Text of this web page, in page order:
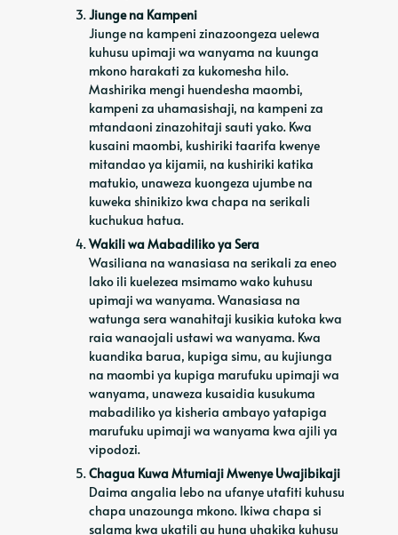
Jiunge na Kampeni
Jiunge na kampeni zinazoongeza uelewa
kuhusu upimaji wa wanyama na kuunga
mkono harakati za kukomesha hilo.
Mashirika mengi huendesha maombi,
kampeni za uhamasishaji, na kampeni za
mtandaoni zinazohitaji sauti yako. Kwa
kusaini maombi, kushiriki taarifa kwenye
mitandao ya kijamii, na kushiriki katika
matukio, unaweza kuongeza ujumbe na
kuweka shinikizo kwa chapa na serikali
kuchukua hatua.
Wakili wa Mabadiliko ya Sera
Wasiliana na wanasiasa na serikali za eneo
lako ili kuelezea msimamo wako kuhusu
upimaji wa wanyama. Wanasiasa na
watunga sera wanahitaji kusikia kutoka kwa
raia wanaojali ustawi wa wanyama. Kwa
kuandika barua, kupiga simu, au kujiunga
na maombi ya kupiga marufuku upimaji wa
wanyama, unaweza kusaidia kusukuma
mabadiliko ya kisheria ambayo yatapiga
marufuku upimaji wa wanyama kwa ajili ya
vipodozi.
Chagua Kuwa Mtumiaji Mwenye Uwajibikaji
Daima angalia lebo na ufanye utafiti kuhusu
chapa unazounga mkono. Ikiwa chapa si
salama kwa ukatili au huna uhakika kuhusu